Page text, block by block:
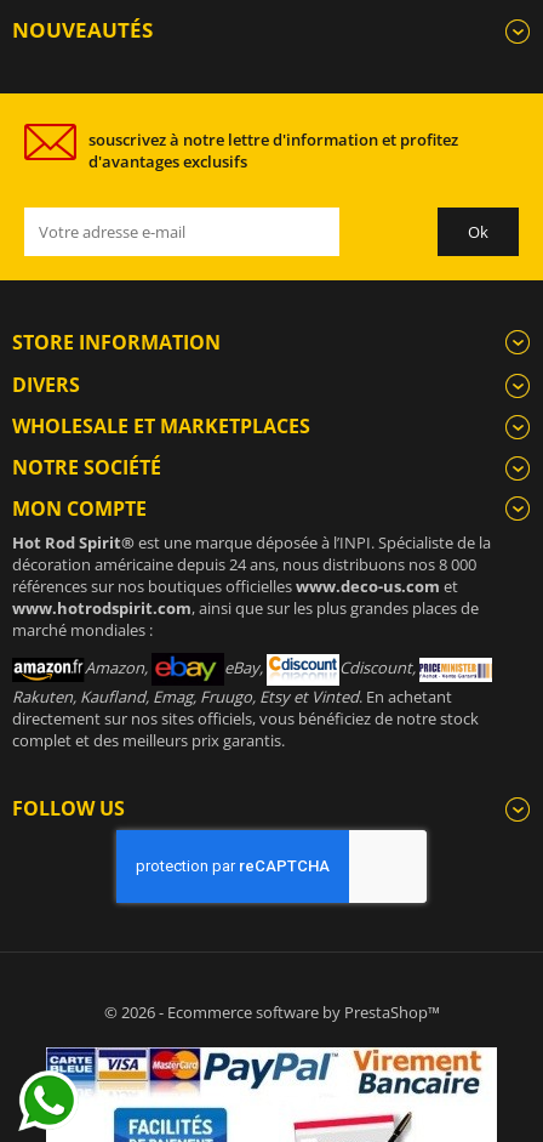
NOUVEAUTÉS
souscrivez à notre lettre d'information et profitez
d'avantages exclusifs
STORE INFORMATION
DIVERS
WHOLESALE ET MARKETPLACES
NOTRE SOCIÉTÉ
MON COMPTE
Hot Rod Spirit®est une marque déposée à l’INPI. Spécialiste de la
décoration américaine depuis 24 ans, nous distribuons nos 8 000
références sur nos boutiques officielleswww.deco-us.com et
www.hotrodspirit.com, ainsi que sur les plus grandes places de
marché mondiales :
Amazon,
eBay,
Cdiscount,
Rakuten, Kaufland, Emag, Fruugo, Etsy et Vinted. En achetant
directement sur nos sites officiels, vous bénéficiez de notre stock
complet et des meilleurs prix garantis.
FOLLOW US
© 2026 - Ecommerce software by PrestaShop™